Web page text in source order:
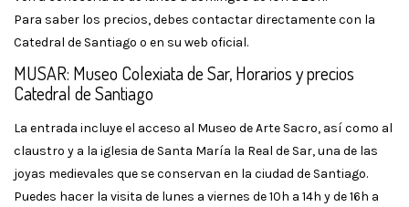
Para saber los precios, debes contactar directamente con la
Catedral de Santiago o en su web oficial.
MUSAR: Museo Colexiata de Sar, Horarios y precios
Catedral de Santiago
La entrada incluye el acceso al Museo de Arte Sacro, así como al
claustro y a la iglesia de Santa María la Real de Sar, una de las
joyas medievales que se conservan en la ciudad de Santiago.
Puedes hacer la visita de lunes a viernes de 10h a 14h y de 16h a